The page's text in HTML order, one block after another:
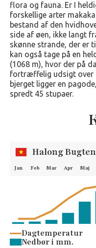
flora og fauna. Er I
forskellige arter
bestand af den
side af øen, ikke langt
skønne strande, der er
kan også tage på en
(1068 m), hvor der på
fortræffelig udsigt over
bjerget ligger en
spredt 45 stupaer.
Halong Bugten
Jan Feb Mar Apr Maj
Dagtemperatur
Nedbør i mm.